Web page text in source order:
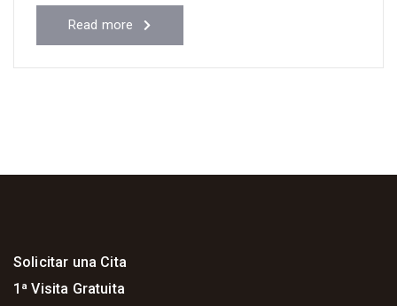
Read more
Solicitar una Cita
1ª Visita Gratuita